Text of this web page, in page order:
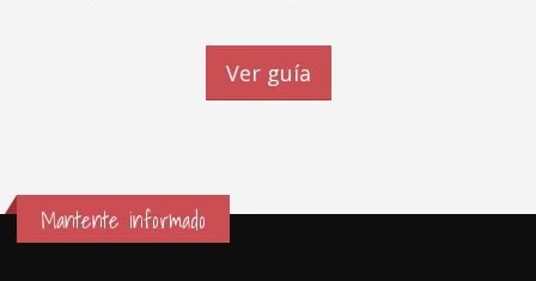
Ver guía
Mantente informado